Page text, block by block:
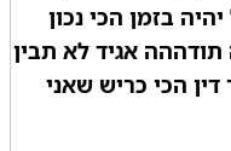
בזמן הכי נכון
אגיד לא תבין
הכי כריש שאני